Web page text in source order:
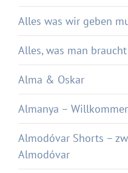
Alles was wir geben
Alles, was man braucht
Alma & Oskar
Almanya –
Almodóvar Shorts –
Almodóvar